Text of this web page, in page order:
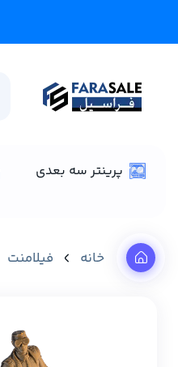
پرینتر سه بعدی
خانه فیلامنت